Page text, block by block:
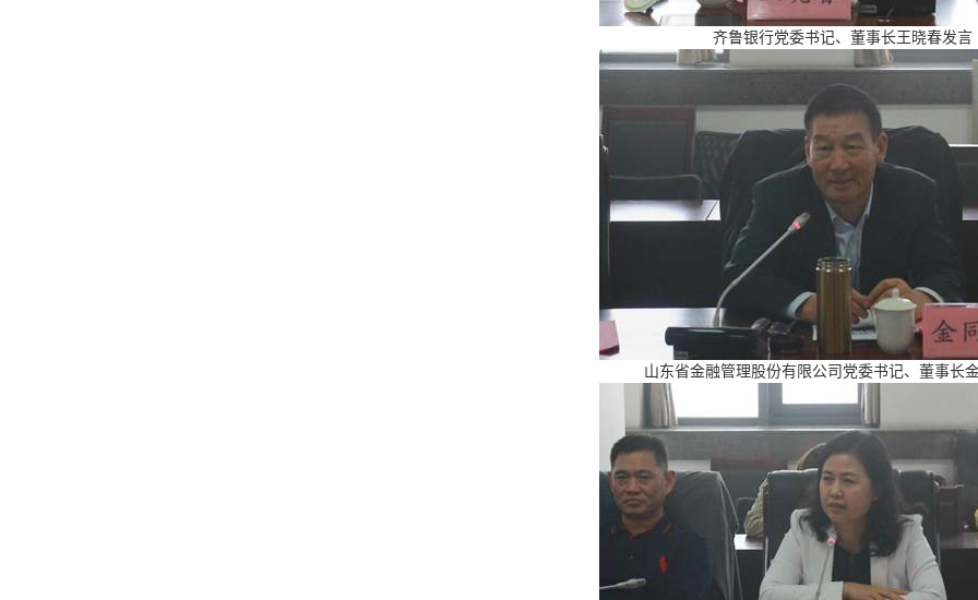
齐鲁银行党委书记、董事长王晓春发言
山东省金融管理股份有限公司党委书记、董事长